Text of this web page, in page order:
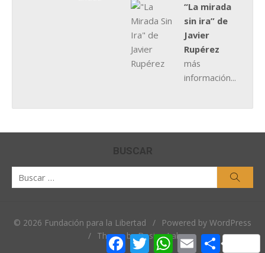
“La mirada
sin ira” de
Javier
Rupérez
más
información...
BUSCAR
© 2026 Fundación para la Libertad /
Powered by WordPress
/ Theme by Design Lab
Facebook
TwitterWhatsApp
EmailCompartir